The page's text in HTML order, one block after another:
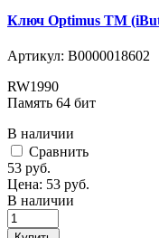
Ключ Optimus ТМ
Артикул: В0000018602
RW1990
Память 64 бит
В наличии
Cравнить
53 руб.
Цена: 53 руб.
В наличии